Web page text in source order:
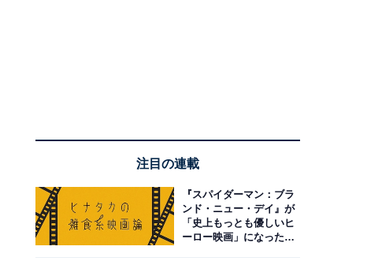
注目の連載
『スパイダーマン：ブラ
ンド・ニュー・デイ』が
「史上もっとも優しいヒ
ーロー映画」になった理